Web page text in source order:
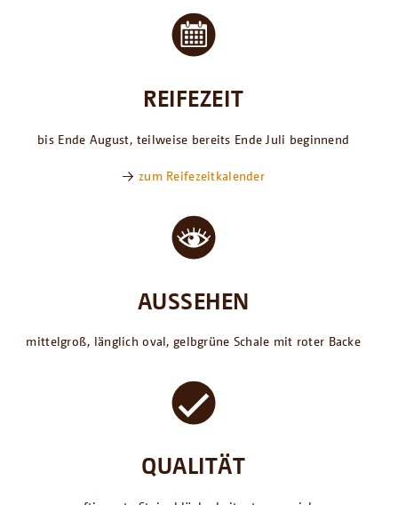
REIFEZEIT
bis Ende August, teilweise bereits Ende Juli beginnend
→zum Reifezeitkalender
AUSSEHEN
mittelgroß, länglich oval, gelbgrüne Schale mit roter Backe
QUALITÄT